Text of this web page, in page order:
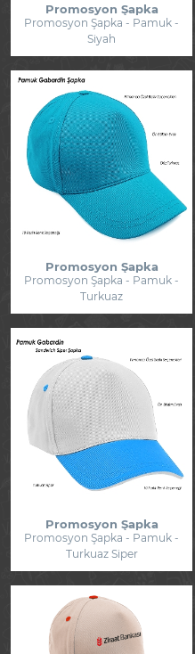
Promosyon Şapka
Promosyon Şapka - Pamuk -
Siyah
Promosyon Şapka
Promosyon Şapka - Pamuk -
Turkuaz
Promosyon Şapka
Promosyon Şapka - Pamuk -
Turkuaz Siper